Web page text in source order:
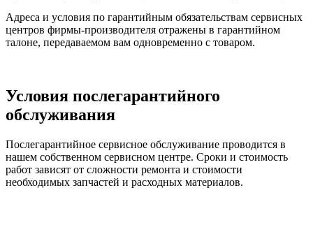
Адреса и условия по гарантийным обязательствам сервисных
центров фирмы-производителя отражены в гарантийном
талоне, передаваемом вам одновременно с товаром.
Условия послегарантийного
обслуживания
Послегарантийное сервисное обслуживание проводится в
нашем собственном сервисном центре. Сроки и стоимость
работ зависят от сложности ремонта и стоимости
необходимых запчастей и расходных материалов.